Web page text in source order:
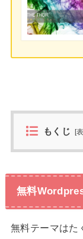
もくじ [
無料
無料テーマはた